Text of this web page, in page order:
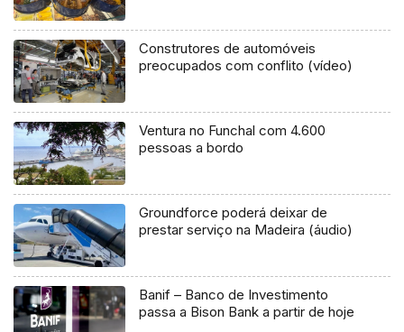
Construtores de automóveis
preocupados com conflito (vídeo)
Ventura no Funchal com 4.600
pessoas a bordo
Groundforce poderá deixar de
prestar serviço na Madeira (áudio)
Banif – Banco de Investimento
passa a Bison Bank a partir de hoje